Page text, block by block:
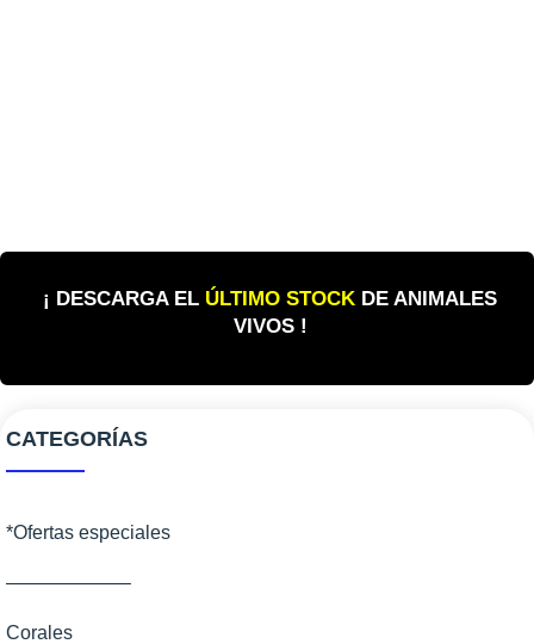
¡ DESCARGA EL ÚLTIMO STOCK DE ANIMALES
VIVOS !
CATEGORÍAS
*Ofertas especiales
——————–
Corales